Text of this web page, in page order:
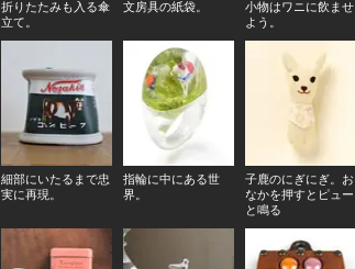
折りたたみも入る傘
立て。
文房具の紙袋。
小物はワニに飲ませ
よう。
細部にいたるまで忠
実に再現。
指輪に中にある世
界。
子鹿のにぎにぎ。お
なかを押すとピュー
と鳴る